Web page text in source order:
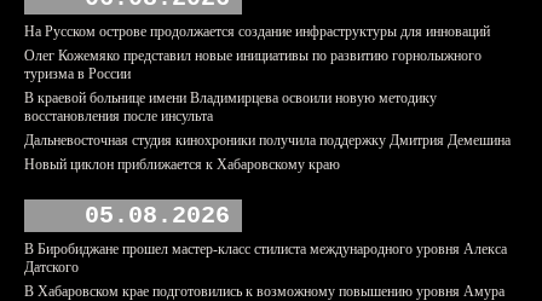
На Русском острове продолжается создание инфраструктуры для инноваций
Олег Кожемяко представил новые инициативы по развитию горнолыжного
туризма в России
В краевой больнице имени Владимирцева освоили новую методику
восстановления после инсульта
Дальневосточная студия кинохроники получила поддержку Дмитрия Демешина
Новый циклон приближается к Хабаровскому краю
05.08.2026
В Биробиджане прошел мастер-класс стилиста международного уровня Алекса
Датского
В Хабаровском крае подготовились к возможному повышению уровня Амура